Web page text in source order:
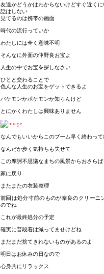
友達かどうかはわからないけどすぐ近く
話はしない
見てるのは携帯の画面
時代の流行っていか
わたしには全く意味不明
そんなに外面の仲野良お宝よ
人生の中でお宝を探しなさい
ひとと交わることで
色んな人生のお宝をゲットできるよ
バケモンかポケモンか知らんけど
とにかくわたしは興味ありません
なんでもいいからこのブーム早く終わっ
なんだか歩く気持ちも失せて
この摩訶不思議なまちの風景からおさら
家に戻り
またまたの衣装整理
前回は処分寸前のものが奈良のクリーニ
のでね
これが最終処分の予定
確実に普段着は減ってませけどね
まだまだ捨てきれないものがあるのよ
明日はお休みの日なので
心身共にリラックス